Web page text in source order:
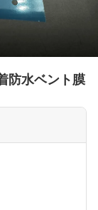
防水ベント膜